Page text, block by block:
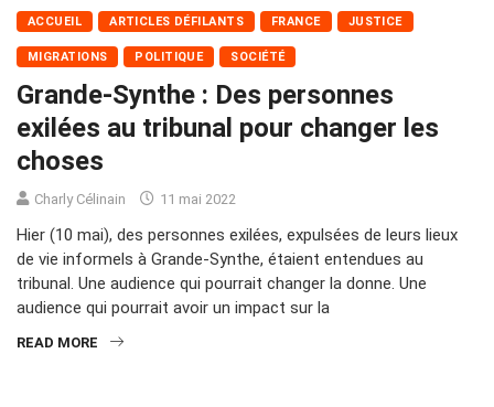
ACCUEIL ARTICLES DÉFILANTS FRANCE JUSTICE
MIGRATIONS POLITIQUE SOCIÉTÉ
Grande-Synthe : Des personnes
exilées au tribunal pour changer les
choses
Charly Célinain 11 mai 2022
Hier (10 mai), des personnes exilées, expulsées de leurs lieux
de vie informels à Grande-Synthe, étaient entendues au
tribunal. Une audience qui pourrait changer la donne. Une
audience qui pourrait avoir un impact sur la
READ MORE